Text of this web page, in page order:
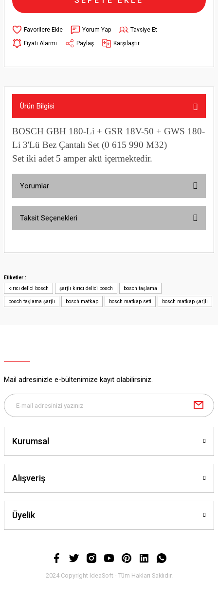
Yorum Yap
Tavsiye Et
Fiyatı Alarmı
Paylaş Karşılaştır
Ürün Bilgisi
BOSCH GBH 180-Li + GSR 18V-50 + GWS 180-
Li 3'Lü Bez Çantalı Set (0 615 990 M32)
Set iki adet 5 amper akü içermektedir.
Yorumlar
Yorum Yaz
Taksit Seçenekleri
Etiketler :
kırıcı delici bosch
şarjlı kırıcı delici bosch bosch taşlama
bosch taşlama şarjlı bosch matkap bosch matkap seti bosch matkap şarjlı
Mail adresinizle e-bültenimize kayıt olabilirsiniz.
Kurumsal
Alışveriş
Üyelik
2024 Copyright IdeaSoft - Tüm Hakları Saklıdır.